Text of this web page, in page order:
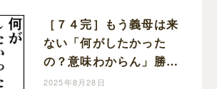
［７４完］もう義母は来
ない「何がしたかった
の？意味わからん」勝っ
た！クセ強義母に抗う嫁
2025年8月28日